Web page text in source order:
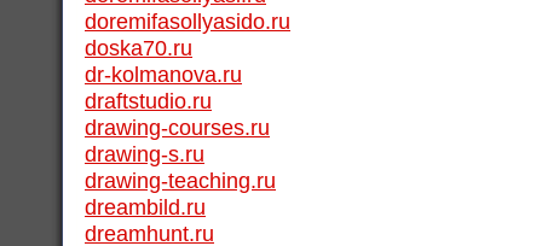
doremifasollyasido.ru
doska70.ru
dr-kolmanova.ru
draftstudio.ru
drawing-courses.ru
drawing-s.ru
drawing-teaching.ru
dreambild.ru
dreamhunt.ru